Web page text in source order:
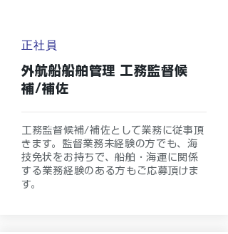
正社員
外航船船舶管理 工務監督候
補/補佐
工務監督候補/補佐として業務に従事頂
きます。監督業務未経験の方でも、海
技免状をお持ちで、船舶・海運に関係
する業務経験のある方もご応募頂けま
す。